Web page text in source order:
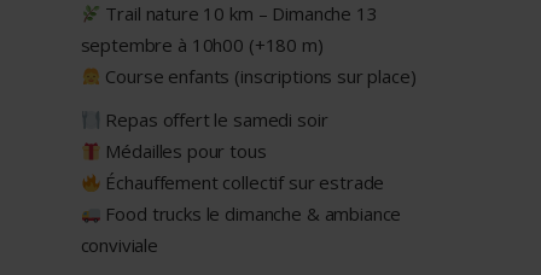
Trail nature 10 km – Dimanche 13
septembre à 10h00 (+180 m)
Course enfants (inscriptions sur place)
Repas offert le samedi soir
Médailles pour tous
Échauffement collectif sur estrade
Food trucks le dimanche & ambiance
conviviale